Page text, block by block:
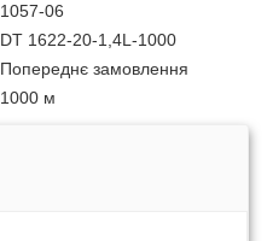
1057-06
DT 1622-20-1,4L-1000
Попереднє замовлення
1000 м